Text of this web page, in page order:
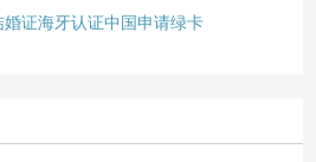
证海牙认证中国申请绿卡